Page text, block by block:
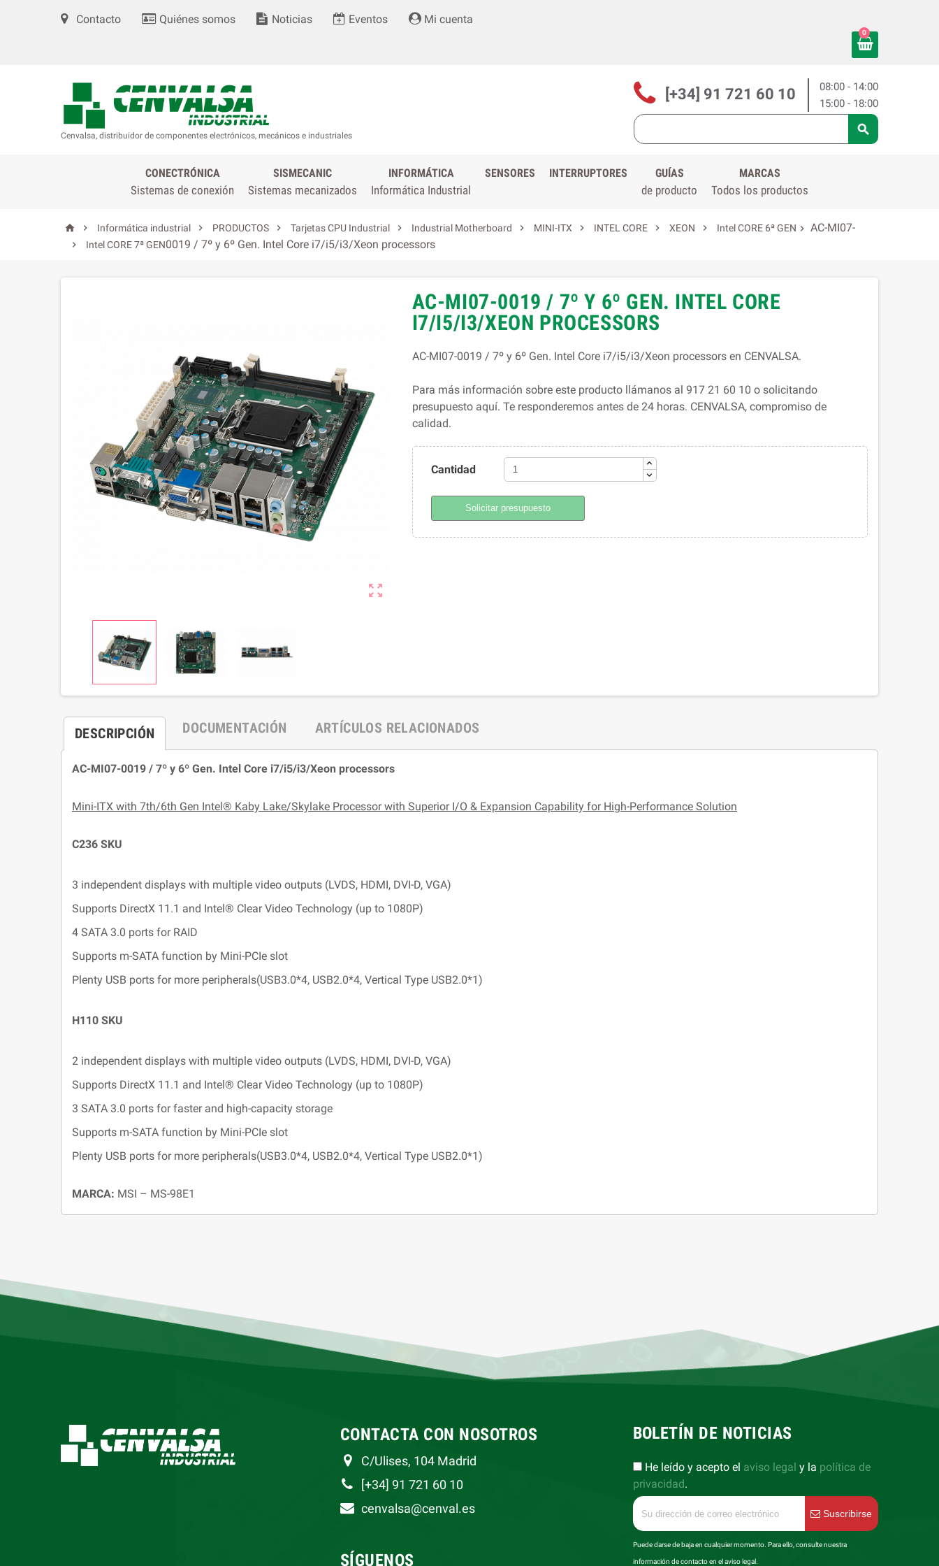
Contacto Quiénes somos Noticias Eventos Mi cuenta
0
Cenvalsa, distribuidor de componentes electrónicos, mecánicos e industriales
08:00 - 14:00
15:00 - 18:00
[+34] 91 721 60 10

CONECTRÓNICA
Sistemas de conexión
SISMECANIC
Sistemas mecanizados
INFORMÁTICA
Informática Industrial
SENSORES INTERRUPTORES GUÍAS
de producto
MARCAS
Todos los productos
  Informática industrial  PRODUCTOS  Tarjetas CPU Industrial  Industrial Motherboard  MINI-ITX  INTEL CORE  XEON 
Intel CORE 6ª GEN

Intel CORE 7ª GEN
 AC-MI07-
0019 / 7º y 6º Gen. Intel Core i7/i5/i3/Xeon processors

AC-MI07-0019 / 7º Y 6º GEN. INTEL CORE
I7/I5/I3/XEON PROCESSORS
AC-MI07-0019 / 7º y 6º Gen. Intel Core i7/i5/i3/Xeon processors en CENVALSA.
Para más información sobre este producto llámanos al 917 21 60 10 o solicitando
presupuesto aquí. Te responderemos antes de 24 horas. CENVALSA, compromiso de
calidad.
Cantidad
Solicitar presupuesto
DESCRIPCIÓN DOCUMENTACIÓN ARTÍCULOS RELACIONADOS
AC-MI07-0019 / 7º y 6º Gen. Intel Core i7/i5/i3/Xeon processors
Mini-ITX with 7th/6th Gen Intel® Kaby Lake/Skylake Processor with Superior I/O & Expansion Capability for High-Performance Solution
C236 SKU
3 independent displays with multiple video outputs (LVDS, HDMI, DVI-D, VGA)
Supports DirectX 11.1 and Intel® Clear Video Technology (up to 1080P)
4 SATA 3.0 ports for RAID
Supports m-SATA function by Mini-PCIe slot
Plenty USB ports for more peripherals(USB3.0*4, USB2.0*4, Vertical Type USB2.0*1)
H110 SKU
2 independent displays with multiple video outputs (LVDS, HDMI, DVI-D, VGA)
Supports DirectX 11.1 and Intel® Clear Video Technology (up to 1080P)
3 SATA 3.0 ports for faster and high-capacity storage
Supports m-SATA function by Mini-PCIe slot
Plenty USB ports for more peripherals(USB3.0*4, USB2.0*4, Vertical Type USB2.0*1)
MARCA: MSI – MS-98E1
CONTACTA CON NOSOTROS
C/Ulises, 104 Madrid
[+34] 91 721 60 10
cenvalsa@cenval.es
SÍGUENOS
BOLETÍN DE NOTICIAS
He leído y acepto el aviso legal y la política de
privacidad.
Suscribirse
Puede darse de baja en cualquier momento. Para ello, consulte nuestra
información de contacto en el aviso legal.